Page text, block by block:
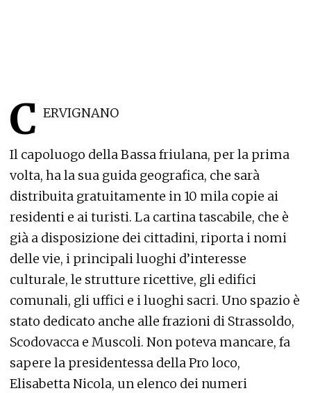
C ERVIGNANO
Il capoluogo della Bassa friulana, per la prima
volta, ha la sua guida geografica, che sarà
distribuita gratuitamente in 10 mila copie ai
residenti e ai turisti. La cartina tascabile, che è
già a disposizione dei cittadini, riporta i nomi
delle vie, i principali luoghi d’interesse
culturale, le strutture ricettive, gli edifici
comunali, gli uffici e i luoghi sacri. Uno spazio è
stato dedicato anche alle frazioni di Strassoldo,
Scodovacca e Muscoli. Non poteva mancare, fa
sapere la presidentessa della Pro loco,
Elisabetta Nicola, un elenco dei numeri